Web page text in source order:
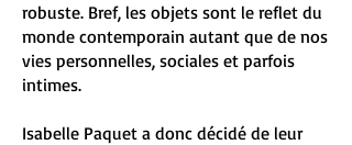
robuste. Bref, les objets sont le reflet du
monde contemporain autant que de nos
vies personnelles, sociales et parfois
intimes.
Isabelle Paquet a donc décidé de leur